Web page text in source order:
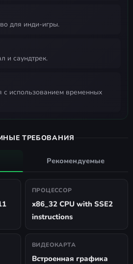
для инди-игры.
и саундтрек.
ТРЕБОВАНИЯ
Рекомендуемые
ПРОЦЕССОР
x86_32 CPU with SSE2
instructions
ВИДЕОКАРТА
Встроенная графика